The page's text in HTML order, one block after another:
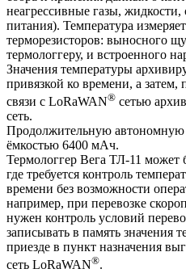
неагрессивные газы,
питания). Температура
терморезисторов: выносного
термологгеру, и встроенного
Значения температуры
привязкой ко времени, а
связи с LoRaWAN® сетью
сеть.
Продолжительную автономную
ёмкостью 6400 мАч.
Термологгер Вега ТЛ-11 может
где требуется контроль
времени без возможности
например, при перевозке
нужен контроль условий
записывать в память значения
приезде в пункт назначения
сеть LoRaWAN®.